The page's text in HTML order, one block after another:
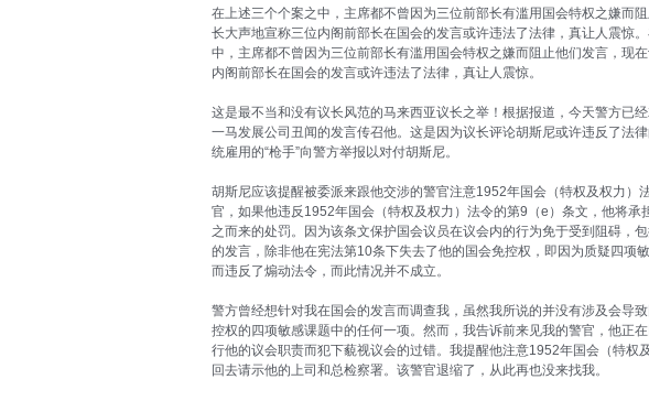
在上述三个个案之中，主席都不曾因为三位前部长有滥用国会特权之嫌而
长大声地宣称三位内阁前部长在国会的发言或许违法了法律，真让人震惊
中，主席都不曾因为三位前部长有滥用国会特权之嫌而阻止他们发言，现
内阁前部长在国会的发言或许违法了法律，真让人震惊。
这是最不当和没有议长风范的马来西亚议长之举！根据报道，今天警方已
一马发展公司丑闻的发言传召他。这是因为议长评论胡斯尼或许违反了法
统雇用的“枪手”向警方举报以对付胡斯尼。
胡斯尼应该提醒被委派来跟他交涉的警官注意1952年国会（特权及权力）
官，如果他违反1952年国会（特权及权力）法令的第9（e）条文，他将承
之而来的处罚。因为该条文保护国会议员在议会内的行为免于受到阻碍，
的发言，除非他在宪法第10条下失去了他的国会免控权，即因为质疑四项
而违反了煽动法令，而此情况并不成立。
警方曾经想针对我在国会的发言而调查我，虽然我所说的并没有涉及会导
控权的四项敏感课题中的任何一项。然而，我告诉前来见我的警官，他正
行他的议会职责而犯下藐视议会的过错。我提醒他注意1952年国会（特权
回去请示他的上司和总检察署。该警官退缩了，从此再也没来找我。